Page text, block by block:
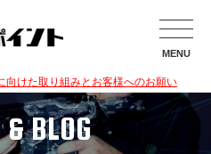
MENU
向けた取り組みとお客様へのお願い
BLOG